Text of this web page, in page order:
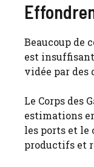
Beaucoup de
est
vidée par
Le Corps des
estimations
les ports et le
productifs et